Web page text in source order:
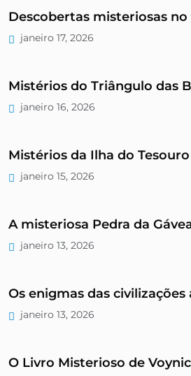
Descobertas misteriosas
janeiro 17, 2026
Mistérios do Triângulo das
janeiro 16, 2026
Mistérios da Ilha do Tesouro
janeiro 15, 2026
A misteriosa Pedra da
janeiro 13, 2026
Os enigmas das civilizações
janeiro 13, 2026
O Livro Misterioso de